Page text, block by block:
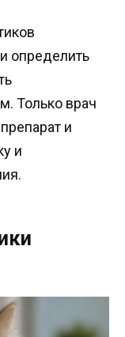
определить
Только врач
и
и